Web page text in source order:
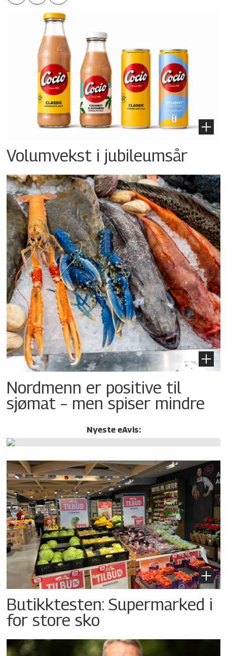
Volumvekst i jubileumsår
Nordmenn er positive til
sjømat – men spiser mindre
Nyeste eAvis:
Butikktesten: Supermarked i
for store sko